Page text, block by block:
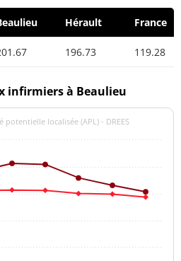
Hérault France
196.73 119.28
infirmiers à Beaulieu
localisée (APL) - DREES